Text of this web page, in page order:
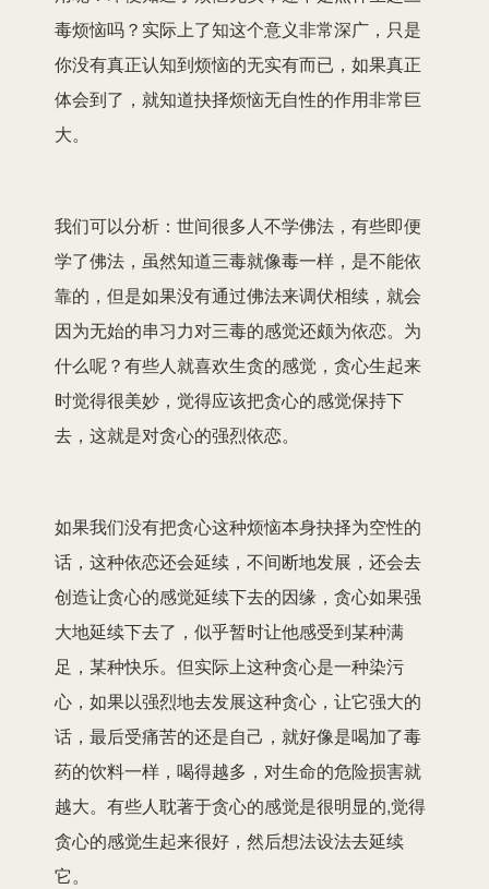
毒烦恼吗？实际上了知这个意义非常深广，只是
你没有真正认知到烦恼的无实有而已，如果真正
体会到了，就知道抉择烦恼无自性的作用非常巨
大。
我们可以分析：世间很多人不学佛法，有些即便
学了佛法，虽然知道三毒就像毒一样，是不能依
靠的，但是如果没有通过佛法来调伏相续，就会
因为无始的串习力对三毒的感觉还颇为依恋。为
什么呢？有些人就喜欢生贪的感觉，贪心生起来
时觉得很美妙，觉得应该把贪心的感觉保持下
去，这就是对贪心的强烈依恋。
如果我们没有把贪心这种烦恼本身抉择为空性的
话，这种依恋还会延续，不间断地发展，还会去
创造让贪心的感觉延续下去的因缘，贪心如果强
大地延续下去了，似乎暂时让他感受到某种满
足，某种快乐。但实际上这种贪心是一种染污
心，如果以强烈地去发展这种贪心，让它强大的
话，最后受痛苦的还是自己，就好像是喝加了毒
药的饮料一样，喝得越多，对生命的危险损害就
越大。有些人耽著于贪心的感觉是很明显的,觉得
贪心的感觉生起来很好，然后想法设法去延续
它。